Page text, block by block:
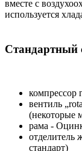
вместе с
используется
Стандартный
компрессор
вентиль
(некоторые
рама -
отделитель
стандарт)